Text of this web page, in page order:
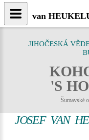
JIHOČESKÁ
'S
Šumavské
JOSEF VAN
van